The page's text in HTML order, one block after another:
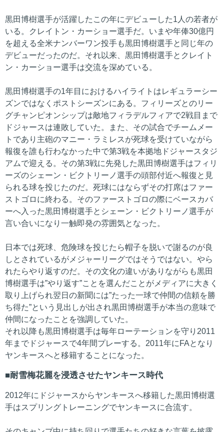
黒田博樹選手が活躍したこの年にデビューした1人の若者が
いる。クレイトン・カーショー選手だ。いまや年俸30億円
を超える全米ナンバーワン投手も黒田博樹選手と同じ年の
デビューだったのだ。それ以来、黒田博樹選手とクレイト
ン・カーショー選手は交流を深めている。
黒田博樹選手の1年目におけるハイライトはレギュラーシー
ズンではなくポストシーズンにある。フィリーズとのリー
グチャンピオンシップは敵地フィラデルフィアで2戦目まで
ドジャースは連敗していた。また、その試合でチームメー
トであり主砲のマニー・ラミレスが死球を受けていながら
報復を誰も行わなかった中で第3戦を本拠地ドジャースタジ
アムで迎える。その第3戦に先発した黒田博樹選手はフィリ
ーズのシェーン・ビクトリーノ選手の頭部付近へ報復と見
られる球を投じたのだ。死球にはならずその打席はファー
ストゴロに終わる。そのファーストゴロの際にベースカバ
ーへ入った黒田博樹選手とシェーン・ビクトリーノ選手が
言い合いになり一触即発の雰囲気となった。
日本では死球、危険球を投じたら帽子を脱いで謝るのが良
しとされているがメジャーリーグではそうではない。やら
れたらやり返すのだ。その文化の違いがありながらも黒田
博樹選手は”やり返す”ことを選んだことがメディアに大きく
取り上げられ翌日の新聞には”たった一球で仲間の信頼を勝
ち得た”という見出しが出され黒田博樹選手が本当の意味で
仲間になったことを強調していた。
それ以降も黒田博樹選手は毎年ローテーションを守り2011
年までドジャースで4年間プレーする。2011年にFAとなり
ヤンキースへと移籍することになった。
耐雪梅花麗を浸透させたヤンキース時代
2012年にドジャースからヤンキースへ移籍した黒田博樹選
手はスプリングトレーニングでヤンキースに合流す。